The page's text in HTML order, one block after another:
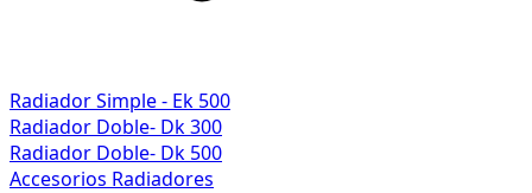
Radiador Simple - Ek 500
Radiador Doble- Dk 300
Radiador Doble- Dk 500
Accesorios Radiadores